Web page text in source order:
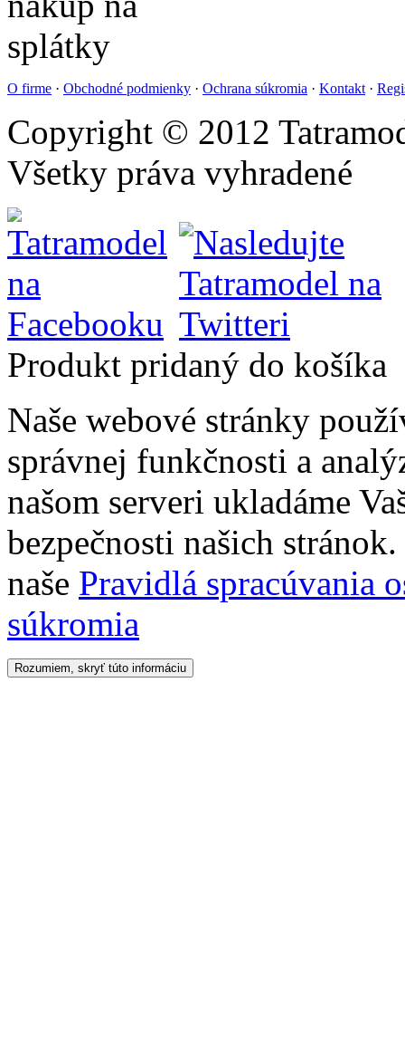
O firme · Obchodné podmienky · Ochrana súkromia · Kontakt ·
Copyright © 2012
Všetky práva vyhradené
Produkt pridaný do košíka
Naše webové stránky
správnej funkčnosti a
našom serveri ukladáme
bezpečnosti našich
naše Pravidlá spracúvania
súkromia
Rozumiem, skryť túto informáciu